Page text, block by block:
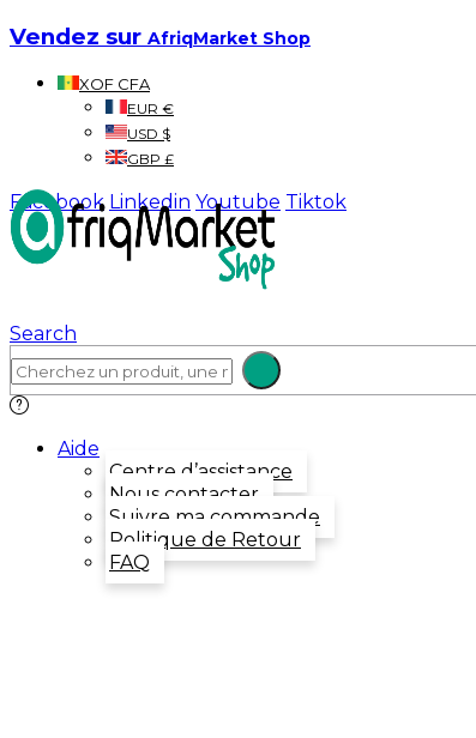
Vendez sur AfriqMarket Shop
XOF CFA
EUR €
USD $
GBP £
Facebook Linkedin Youtube Tiktok
Search
Aide
Centre d’assistance
Nous contacter
Suivre ma commande
Politique de Retour
FAQ